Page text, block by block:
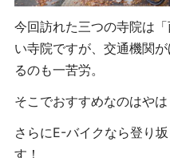
今回訪れた三つの寺院は
い寺院ですが、交通機関
るのも一苦労。
そこでおすすめなのはやは
さらにE-バイクなら登り
す！